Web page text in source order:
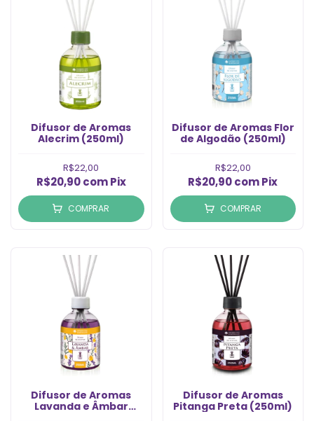
Difusor de Aromas
Alecrim (250ml)
R$22,00
R$20,90com Pix
COMPRAR
Difusor de Aromas Flor
de Algodão (250ml)
R$22,00
R$20,90comPix
COMPRAR
Difusor de Aromas
Lavanda e Âmbar
Difusor de Aromas
Pitanga Preta (250ml)